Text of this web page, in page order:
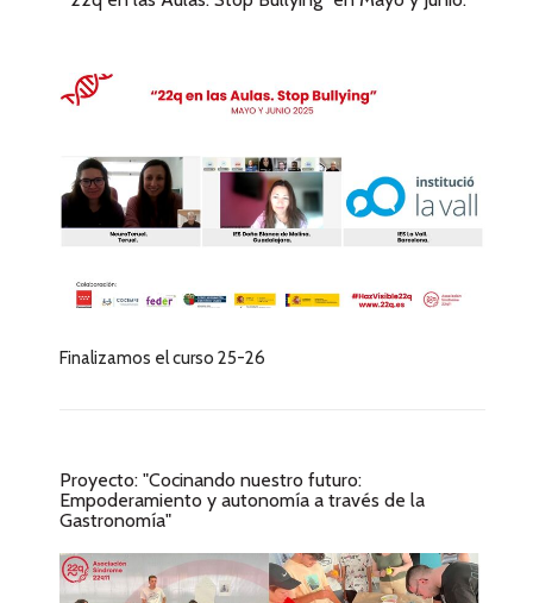
Finalizamos el curso 25-26
Proyecto: "Cocinando nuestro futuro:
Empoderamiento y autonomía a través de la
Gastronomía"